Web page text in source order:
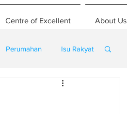
Centre of Excellent About Us
Perumahan Isu Rakyat